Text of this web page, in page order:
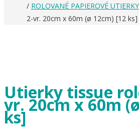
/ ROLOVANÉ PAPIEROVÉ
2-vr. 20cm x 60m (ø 12cm) [12 ks]
Utierky tissue
vr. 20cm x 60m
ks]